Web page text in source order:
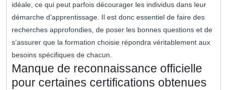
idéale, ce qui peut parfois décourager les individus dans leur
démarche d’apprentissage. Il est donc essentiel de faire des
recherches approfondies, de poser les bonnes questions et de
s’assurer que la formation choisie répondra véritablement aux
besoins spécifiques de chacun.
Manque de reconnaissance officielle
pour certaines certifications obtenues